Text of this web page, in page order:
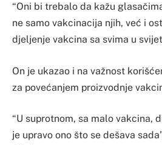
“Oni bi trebalo da kažu
ne samo vakcinacija njih, već i
djeljenje vakcina sa svima u
On je ukazao i na važnost
za povećanjem proizvodnje
“U suprotnom, sa malo vakcina,
je upravo ono što se dešava